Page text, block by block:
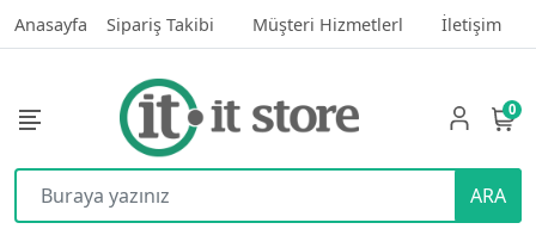
Anasayfa Sipariş Takibi Müşteri Hizmetlerl İletişim
ARA
0